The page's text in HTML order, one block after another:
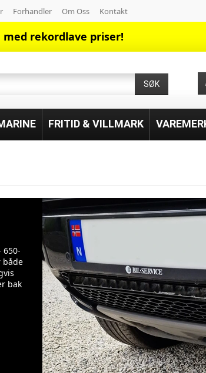
Forhandler Om Oss Kontakt
med rekordlave priser!
SØK
FRITID & VILLMARK
både
bak